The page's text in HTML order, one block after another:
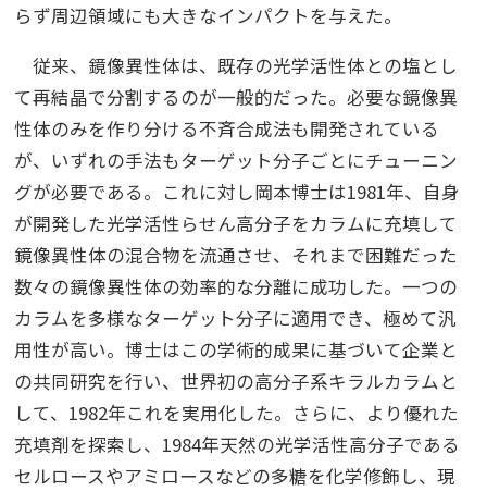
らず周辺領域にも大きなインパクトを与えた。
従来、鏡像異性体は、既存の光学活性体との塩とし
て再結晶で分割するのが一般的だった。必要な鏡像異
性体のみを作り分ける不斉合成法も開発されている
が、いずれの手法もターゲット分子ごとにチューニン
グが必要である。これに対し岡本博士は1981年、自身
が開発した光学活性らせん高分子をカラムに充填して
鏡像異性体の混合物を流通させ、それまで困難だった
数々の鏡像異性体の効率的な分離に成功した。一つの
カラムを多様なターゲット分子に適用でき、極めて汎
用性が高い。博士はこの学術的成果に基づいて企業と
の共同研究を行い、世界初の高分子系キラルカラムと
して、1982年これを実用化した。さらに、より優れた
充填剤を探索し、1984年天然の光学活性高分子である
セルロースやアミロースなどの多糖を化学修飾し、現